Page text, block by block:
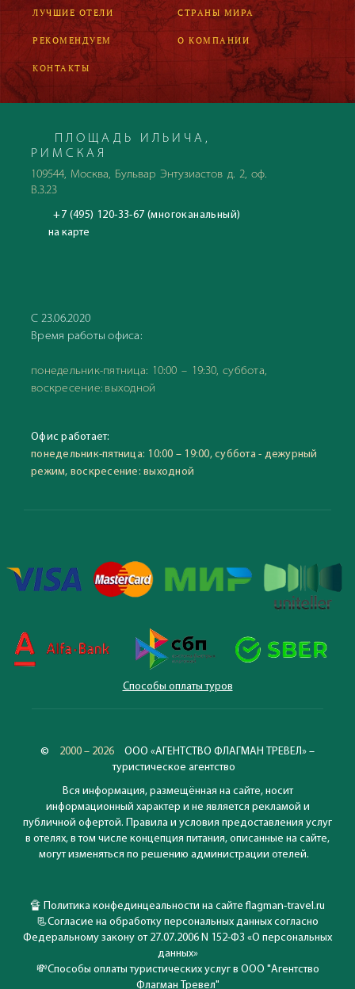
ЛУЧШИЕ ОТЕЛИ СТРАНЫ МИРА
РЕКОМЕНДУЕМ О КОМПАНИИ
КОНТАКТЫ
ПЛОЩАДЬ ИЛЬИЧА,
РИМСКАЯ
109544, Москва, Бульвар Энтузиастов д. 2, оф.
В.3.23
+7 (495) 120-33-67 (многоканальный)
на карте
С 23.06.2020
Время работы офиса:
понедельник-пятница: 10:00 – 19:30, суббота,
воскресение: выходной
Офис работает:
понедельник-пятница: 10:00 – 19:00, суббота - дежурный
режим, воскресение: выходной
Способы оплаты туров
© 2000 – 2026
ООО «АГЕНТСТВО ФЛАГМАН ТРЕВЕЛ» –
туристическое агентство
Вся информация, размещённая на сайте, носит
информационный характер и не является рекламой и
публичной офертой. Правила и условия предоставления услуг
в отелях, в том числе концепция питания, описанные на сайте,
могут изменяться по решению администрации отелей.
🔏 Политика конфединцеальности на сайте flagman-travel.ru
📃Согласие на обработку персональных данных согласно
Федеральному закону от 27.07.2006 N 152-ФЗ «О персональных
данных»
💸Способы оплаты туристических услуг в ООО "Агентство
Флагман Тревел"